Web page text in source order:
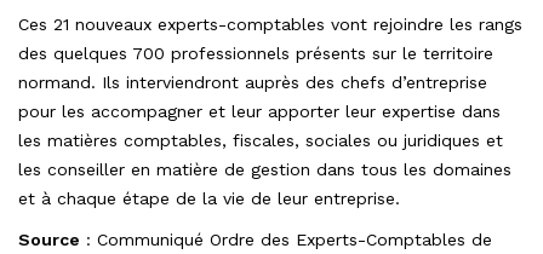
Ces 21 nouveaux experts-comptables vont rejoindre les rangs
des quelques 700 professionnels présents sur le territoire
normand. Ils interviendront auprès des chefs d’entreprise
pour les accompagner et leur apporter leur expertise dans
les matières comptables, fiscales, sociales ou juridiques et
les conseiller en matière de gestion dans tous les domaines
et à chaque étape de la vie de leur entreprise.
Source : Communiqué Ordre des Experts-Comptables de